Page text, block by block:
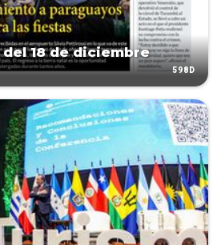
18 de diciembre
598D